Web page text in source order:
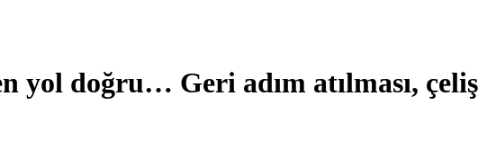
yol doğru… Geri adım atılması,